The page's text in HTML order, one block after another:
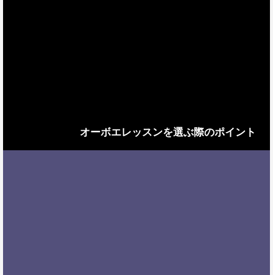
オーボエレッスンを選ぶ際のポイント